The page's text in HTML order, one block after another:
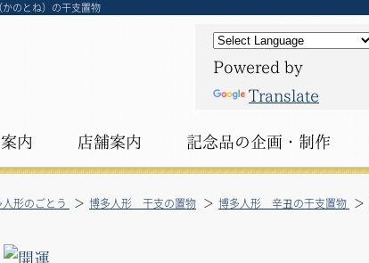
のとね）の干支置物
Powered by
Translate
内 店舗案内 記念品の企画・制作
形のごとう 博多人形 干支の置物 博多人形 辛丑の干支置物